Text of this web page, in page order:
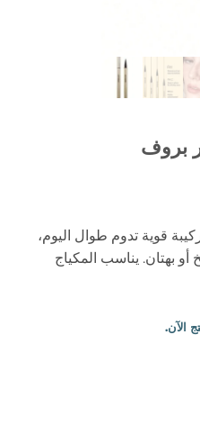
بروف
قوية تدوم طوال اليوم،
بهتان. يناسب المكياج